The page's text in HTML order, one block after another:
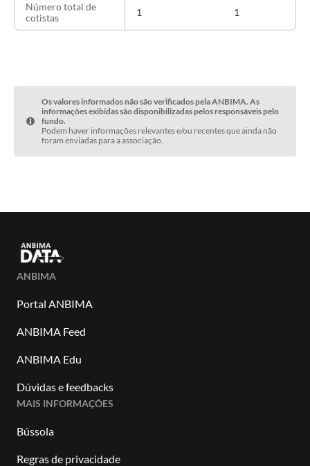
Número total de
cotistas
1 1
Os valores informados não são verificados pela ANBIMA. As
informações exibidas são disponibilizadas pelos responsáveis pelo
fundo.
Podem haver informações relevantes e/ou recentes que ainda não
foram enviadas para a associação.
ANBIMA
Portal ANBIMA
ANBIMA Feed
ANBIMA Edu
Dúvidas e feedbacks
MAIS INFORMAÇÕES
Bússola
Regras de privacidade